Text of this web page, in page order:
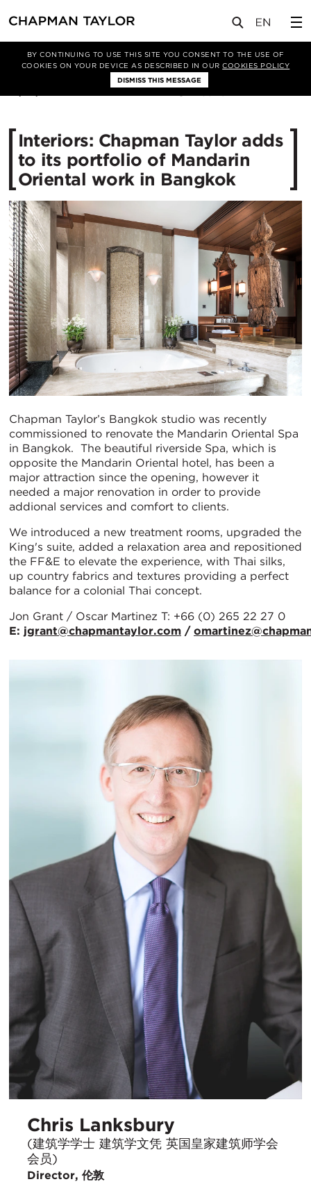
BY CONTINUING TO USE THIS SITE YOU CONSENT TO THE USE OF
COOKIES ON YOUR DEVICE AS DESCRIBED IN OURCOOKIES POLICY
DISMISS THIS MESSAGE
新闻 文章
Interiors: Chapman Taylor adds
to its portfolio of Mandarin
Oriental work in Bangkok
Chapman Taylor’s Bangkok studio was recently
commissioned to renovate the Mandarin Oriental Spa
in Bangkok. The beautiful riverside Spa, which is
opposite the Mandarin Oriental hotel, has been a
major attraction since the opening, however it
needed a major renovation in order to provide
addional services and comfort to clients.
We introduced a new treatment rooms, upgraded the
King's suite, added a relaxation area and repositioned
the FF&E to elevate the experience, with Thai silks,
up country fabrics and textures providing a perfect
balance for a colonial Thai concept.
Jon Grant / Oscar Martinez T: +66 (0) 265 22 27 0
E: jgrant@chapmantaylor.com /
Chris Lanksbury
(建筑学学士 建筑学文凭 英国皇家建筑师学会
会员)
Director, 伦敦